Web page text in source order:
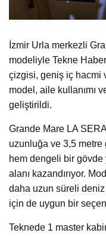
İzmir Urla merkezli
modeliyle Tekne
çizgisi, geniş iç hacmi
model, aile kullanımı
geliştirildi.
Grande Mare LA
uzunluğa ve 3,5
hem dengeli bir gövde
alanı kazandırıyor.
daha uzun süreli deniz
için de uygun bir
Teknede 1 master